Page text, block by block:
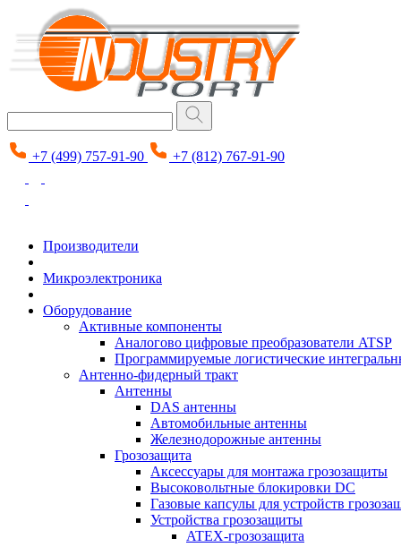
+7 (499) 757-91-90 +7 (812) 767-91-90
Производители
Микроэлектроника
Оборудование
Активные компоненты
Аналогово цифровые преобразователи ATSP
Программируемые логистические
Антенно-фидерный тракт
Антенны
DAS антенны
Автомобильные антенны
Железнодорожные антенны
Грозозащита
Аксессуары для монтажа грозозащиты
Высоковольтные блокировки DC
Газовые капсулы для устройств
Устройства грозозащиты
ATEX-грозозащита